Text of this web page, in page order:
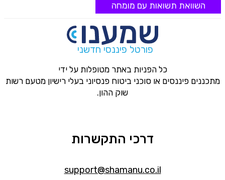
השוואת תשואות עם מומחה
פורטל פיננסי חדשני
כל הפניות באתר מטופלות על ידי
מתכננים פיננסים או סוכני ביטוח פנסיוני בעלי רישיון מטעם רשות
שוק ההון.
דרכי התקשרות
support@shamanu.co.il